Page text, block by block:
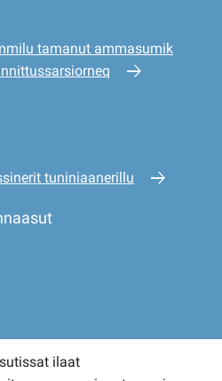
tamanut ammasumik
tuniniaanerillu
ilaat